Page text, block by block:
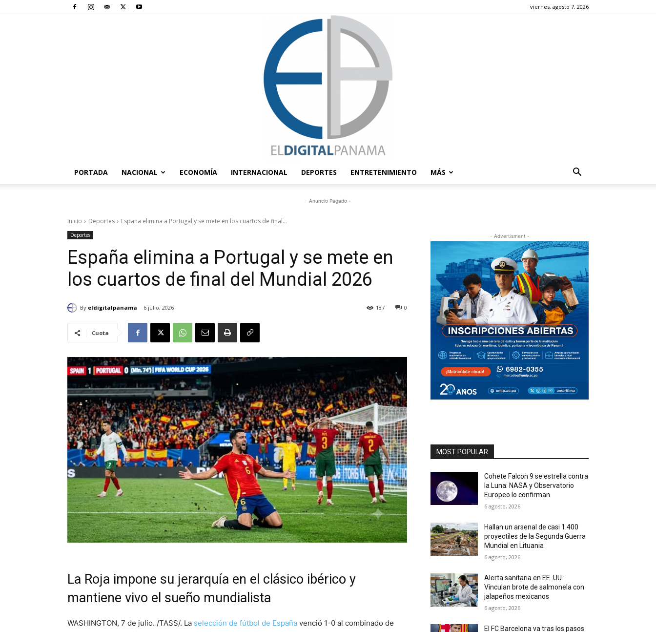
viernes, agosto 7, 2026
Digital
PORTADA NACIONAL ECONOMÍA INTERNACIONAL DEPORTES ENTRETENIMIENTO MÁS
- Anuncio Pagado -
Inicio Deportes España elimina a Portugal y se mete en los cuartos de final...
Deportes
España elimina a Portugal y se mete en
los cuartos de final del Mundial 2026
By eldigitalpanama 6 julio, 2026 0
187
Cuota
La Roja impone su jerarquía en el clásico ibérico y
mantiene vivo el sueño mundialista
WASHINGTON, 7 de julio. /TASS/. La selección de fútbol de España venció 1-0 al combinado de
- Advertisment -
MOST POPULAR
Cohete Falcon 9 se estrella contra
la Luna: NASA y Observatorio
Europeo lo confirman
6 agosto, 2026
Hallan un arsenal de casi 1.400
proyectiles de la Segunda Guerra
Mundial en Lituania
6 agosto, 2026
Alerta sanitaria en EE. UU.:
Vinculan brote de salmonela con
jalapeños mexicanos
6 agosto, 2026
El FC Barcelona va tras los pasos